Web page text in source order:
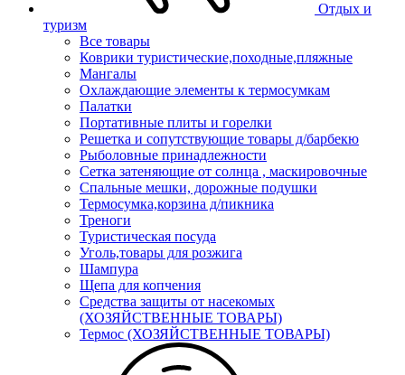
Отдых и
туризм
Все товары
Коврики туристические,походные,пляжные
Мангалы
Охлаждающие элементы к термосумкам
Палатки
Портативные плиты и горелки
Решетка и сопутствующие товары д/барбекю
Рыболовные принадлежности
Сетка затеняющие от солнца , маскировочные
Спальные мешки, дорожные подушки
Термосумка,корзина д/пикника
Треноги
Туристическая посуда
Уголь,товары для розжига
Шампура
Щепа для копчения
Средства защиты от насекомых
(ХОЗЯЙСТВЕННЫЕ ТОВАРЫ)
Термос (ХОЗЯЙСТВЕННЫЕ ТОВАРЫ)